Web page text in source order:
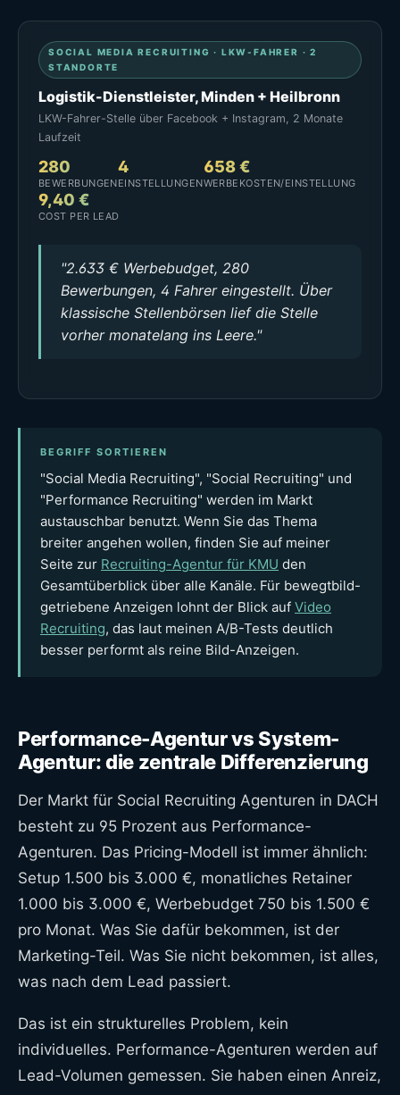
SOCIAL MEDIA RECRUITING · LKW-FAHRER · 2
STANDORTE
Logistik-Dienstleister, Minden + Heilbronn
LKW-Fahrer-Stelle über Facebook + Instagram, 2 Monate
Laufzeit
280
BEWERBUNGEN
4
EINSTELLUNGEN
658 €
WERBEKOSTEN/EINSTELLUNG
9,40 €
COST PER LEAD
"2.633 € Werbebudget, 280
Bewerbungen, 4 Fahrer eingestellt. Über
klassische Stellenbörsen lief die Stelle
vorher monatelang ins Leere."
BEGRIFF SORTIEREN
"Social Media Recruiting", "Social Recruiting" und
"Performance Recruiting" werden im Markt
austauschbar benutzt. Wenn Sie das Thema
breiter angehen wollen, finden Sie auf meiner
Seite zur Recruiting-Agentur für KMU den
Gesamtüberblick über alle Kanäle. Für bewegtbild-
getriebene Anzeigen lohnt der Blick auf Video
Recruiting, das laut meinen A/B-Tests deutlich
besser performt als reine Bild-Anzeigen.
Performance-Agentur vs System-
Agentur: die zentrale Differenzierung
Der Markt für Social Recruiting Agenturen in DACH
besteht zu 95 Prozent aus Performance-
Agenturen. Das Pricing-Modell ist immer ähnlich:
Setup 1.500 bis 3.000 €, monatliches Retainer
1.000 bis 3.000 €, Werbebudget 750 bis 1.500 €
pro Monat. Was Sie dafür bekommen, ist der
Marketing-Teil. Was Sie nicht bekommen, ist alles,
was nach dem Lead passiert.
Das ist ein strukturelles Problem, kein
individuelles. Performance-Agenturen werden auf
Lead-Volumen gemessen. Sie haben einen Anreiz,